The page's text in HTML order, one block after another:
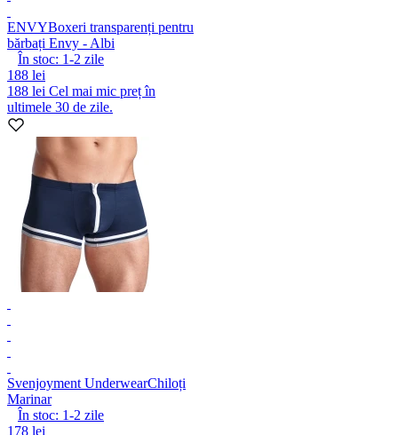
ENVYBoxeri transparenți pentru
bărbați Envy - Albi
În stoc: 1-2 zile
188 lei
188 lei Cel mai mic preț în
ultimele 30 de zile.
Svenjoyment UnderwearChiloți
Marinar
În stoc: 1-2 zile
178 lei